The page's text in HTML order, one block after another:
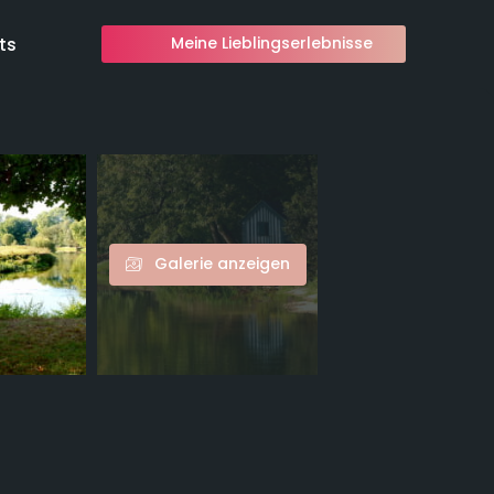
Meine Lieblingserlebnisse
Galerie anzeigen